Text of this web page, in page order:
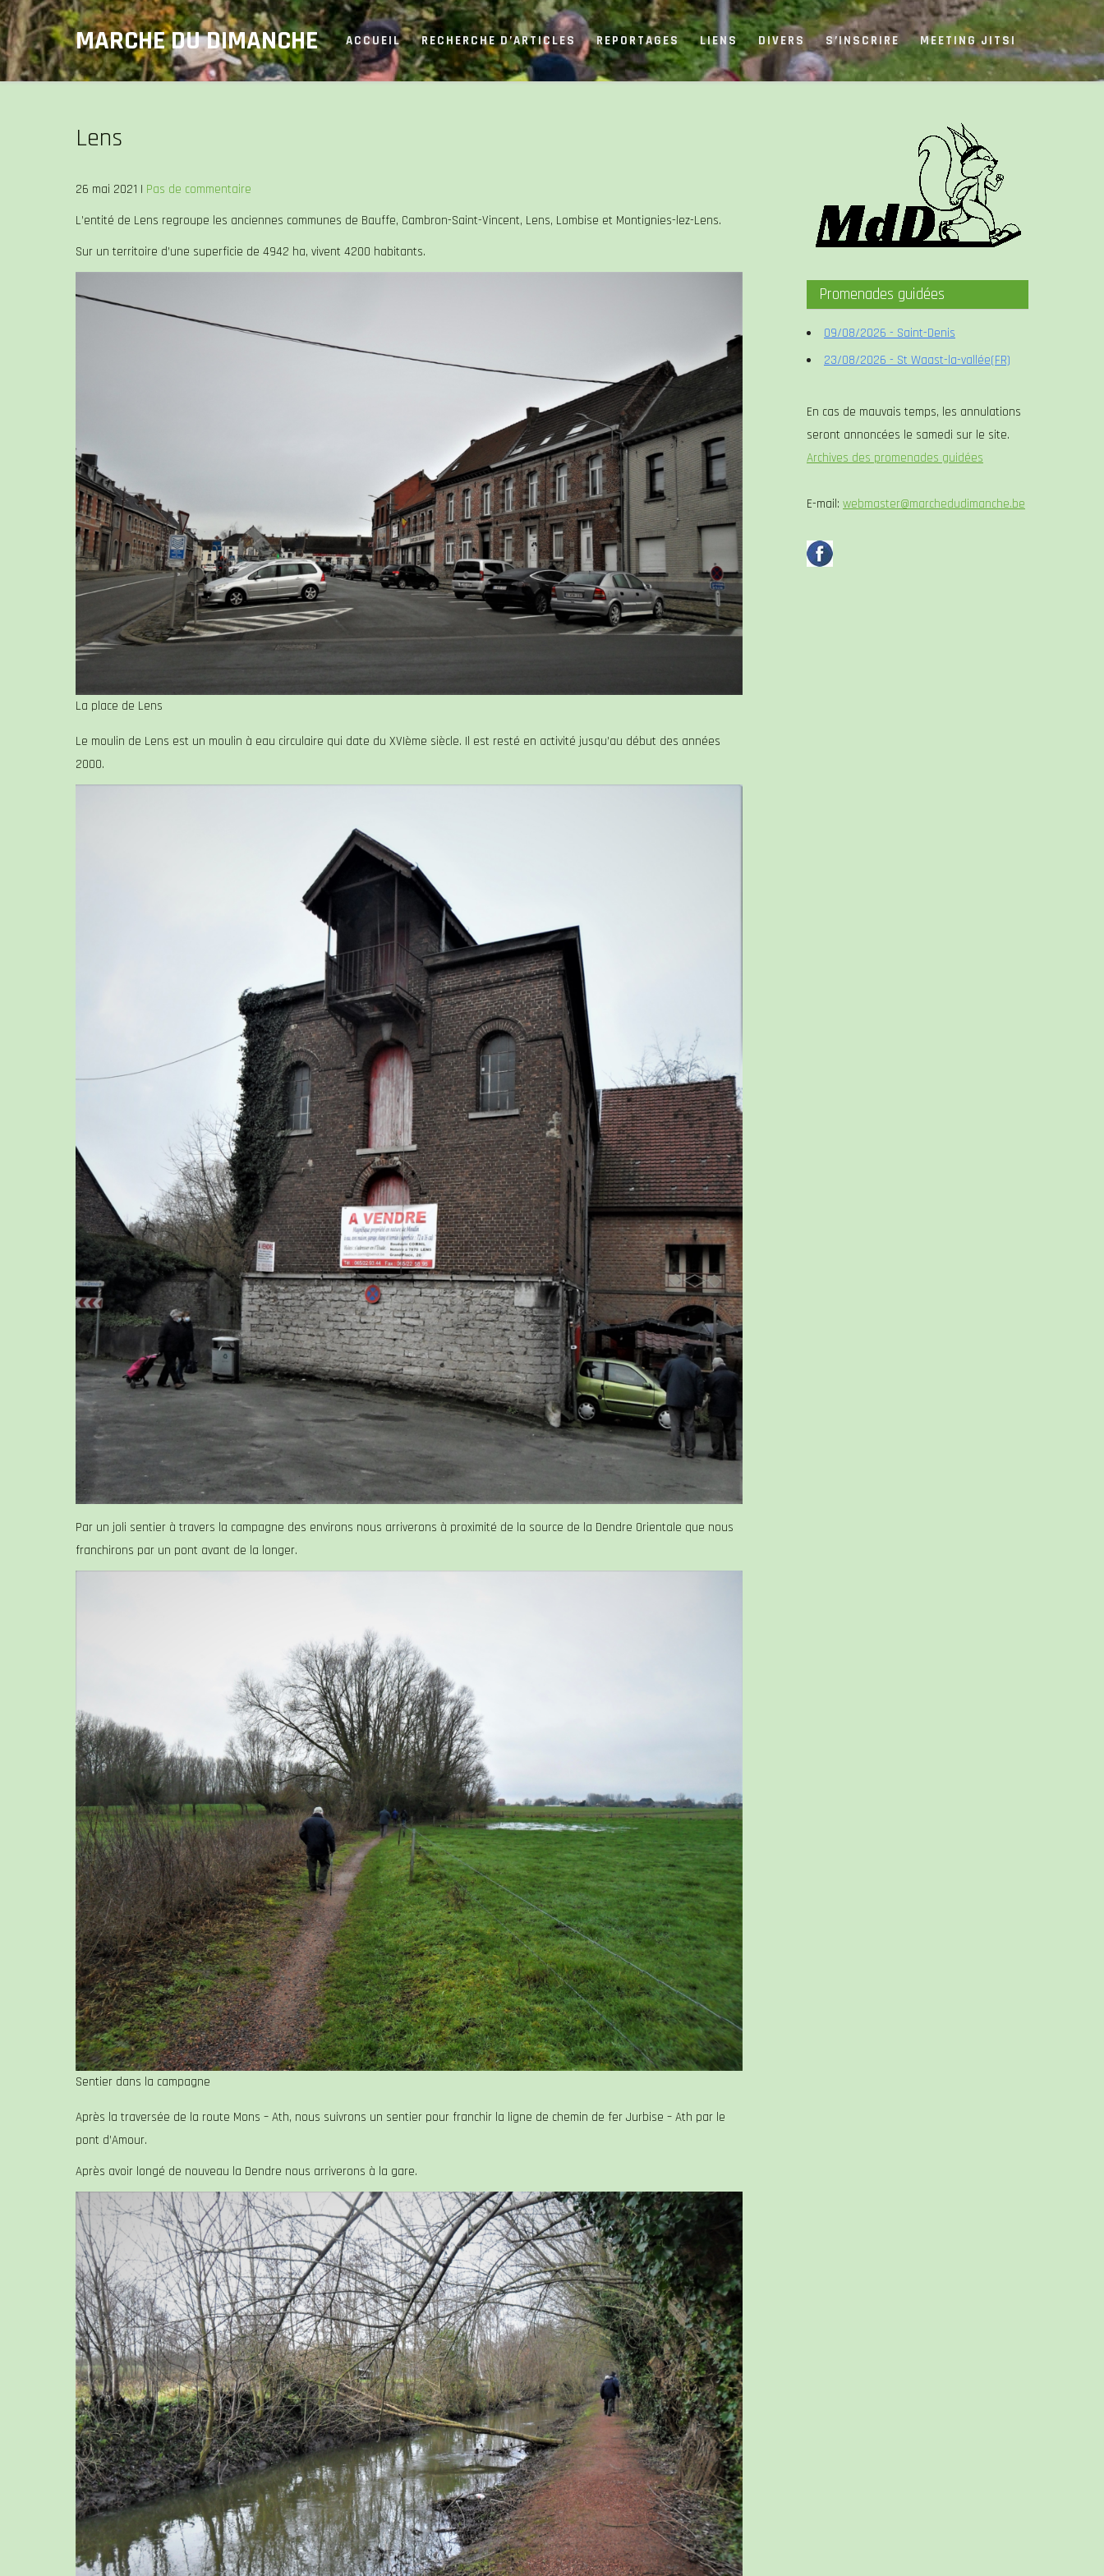
Skip
to
content
MARCHE DU DIMANCHE ACCUEIL RECHERCHE D’ARTICLES REPORTAGES LIENS DIVERS S’INSCRIRE MEETING JITSI
Lens
26 mai 2021 | Pas de commentaire
L’entité de Lens regroupe les anciennes communes de Bauffe, Cambron-Saint-Vincent, Lens, Lombise et Montignies-lez-Lens.
Sur un territoire d’une superficie de 4942 ha, vivent 4200 habitants.
La place de Lens
Le moulin de Lens est un moulin à eau circulaire qui date du XVIème siècle. Il est resté en activité jusqu’au début des années
2000.
Par un joli sentier à travers la campagne des environs nous arriverons à proximité de la source de la Dendre Orientale que nous
franchirons par un pont avant de la longer.
Sentier dans la campagne
Après la traversée de la route Mons – Ath, nous suivrons un sentier pour franchir la ligne de chemin de fer Jurbise – Ath par le
pont d’Amour.
Après avoir longé de nouveau la Dendre nous arriverons à la gare.
Promenades guidées
09/08/2026 - Saint-Denis
23/08/2026 - St Waast-la-vallée(FR)
En cas de mauvais temps, les annulations
seront annoncées le samedi sur le site.
Archives des promenades guidées
E-mail: webmaster@marchedudimanche.be